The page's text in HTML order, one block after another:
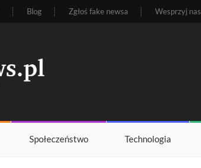
Blog Zgłoś fake newsa Wesprzyj nas
Społeczeństwo Technologia